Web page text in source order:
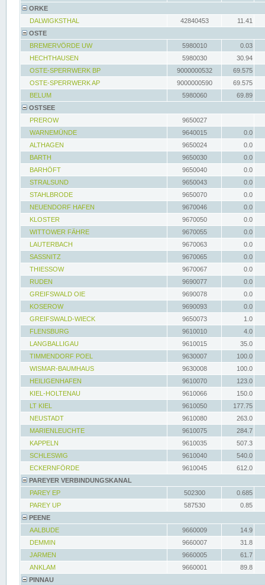
ORKE
DALWIGKSTHAL
42840453
11.41
OSTE
BREMERVÖRDE UW
5980010
0.03
HECHTHAUSEN
5980030
30.94
OSTE-SPERRWERK BP
9000000532
69.575
OSTE-SPERRWERK AP
9000000590
69.575
BELUM
5980060
69.89
OSTSEE
PREROW
9650027
WARNEMÜNDE
9640015
0.0
ALTHAGEN
9650024
0.0
BARTH
9650030
0.0
BARHÖFT
9650040
0.0
STRALSUND
9650043
0.0
STAHLBRODE
9650070
0.0
NEUENDORF HAFEN
9670046
0.0
KLOSTER
9670050
0.0
WITTOWER FÄHRE
9670055
0.0
LAUTERBACH
9670063
0.0
SASSNITZ
9670065
0.0
THIESSOW
9670067
0.0
RUDEN
9690077
0.0
GREIFSWALD OIE
9690078
0.0
KOSEROW
9690093
0.0
GREIFSWALD-WIECK
9650073
1.0
FLENSBURG
9610010
4.0
LANGBALLIGAU
9610015
35.0
TIMMENDORF POEL
9630007
100.0
WISMAR-BAUMHAUS
9630008
100.0
HEILIGENHAFEN
9610070
123.0
KIEL-HOLTENAU
9610066
150.0
LT KIEL
9610050
177.75
NEUSTADT
9610080
263.0
MARIENLEUCHTE
9610075
284.7
KAPPELN
9610035
507.3
SCHLESWIG
9610040
540.0
ECKERNFÖRDE
9610045
612.0
PAREYER VERBINDUNGSKANAL
PAREY EP
502300
0.685
PAREY UP
587530
0.85
PEENE
AALBUDE
9660009
14.9
DEMMIN
9660007
31.8
JARMEN
9660005
61.7
ANKLAM
9660001
89.8
PINNAU